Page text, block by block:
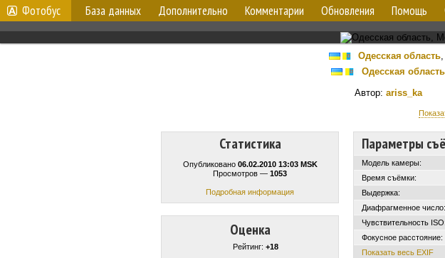
Фотобус База данных Дополнительно Комментарии Обновления Помощь
Одесская область,
Одесская область
Автор: ariss_ka
Статистика
Опубликовано 06.02.2010 13:03 MSK
Просмотров — 1053
Подробная информация
Оценка
Рейтинг: +18
Параметры
Модель камеры:
Время съёмки:
Выдержка:
Диафрагменное число:
Чувствительность ISO:
Фокусное расстояние:
Показать весь EXIF